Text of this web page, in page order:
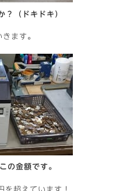
？（ドキドキ）
ます。
の金額です。
を超えています！